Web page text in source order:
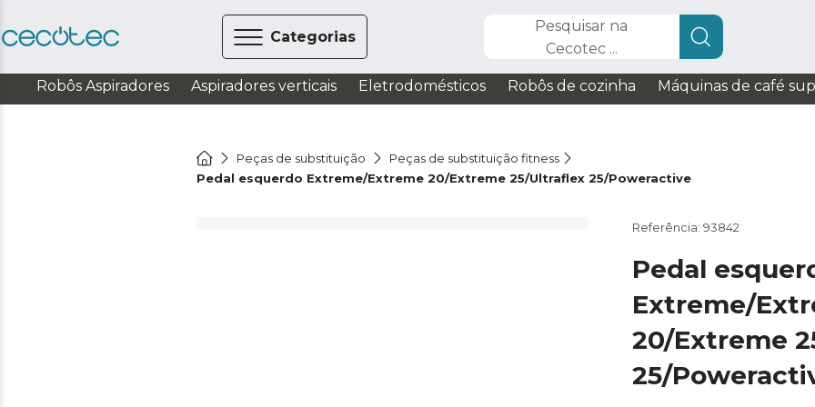
Categorias
Pesquisar na
Cecotec ...
Robôs Aspiradores Aspiradores verticais Eletrodomésticos Robôs de cozinha Máquinas de café
Peças de substituição
Peças de substituição fitness
Pedal esquerdo Extreme/Extreme 20/Extreme 25/Ultraflex 25/Poweractive
Referência: 93842
Pedal
Extreme/
20/Extreme
25/